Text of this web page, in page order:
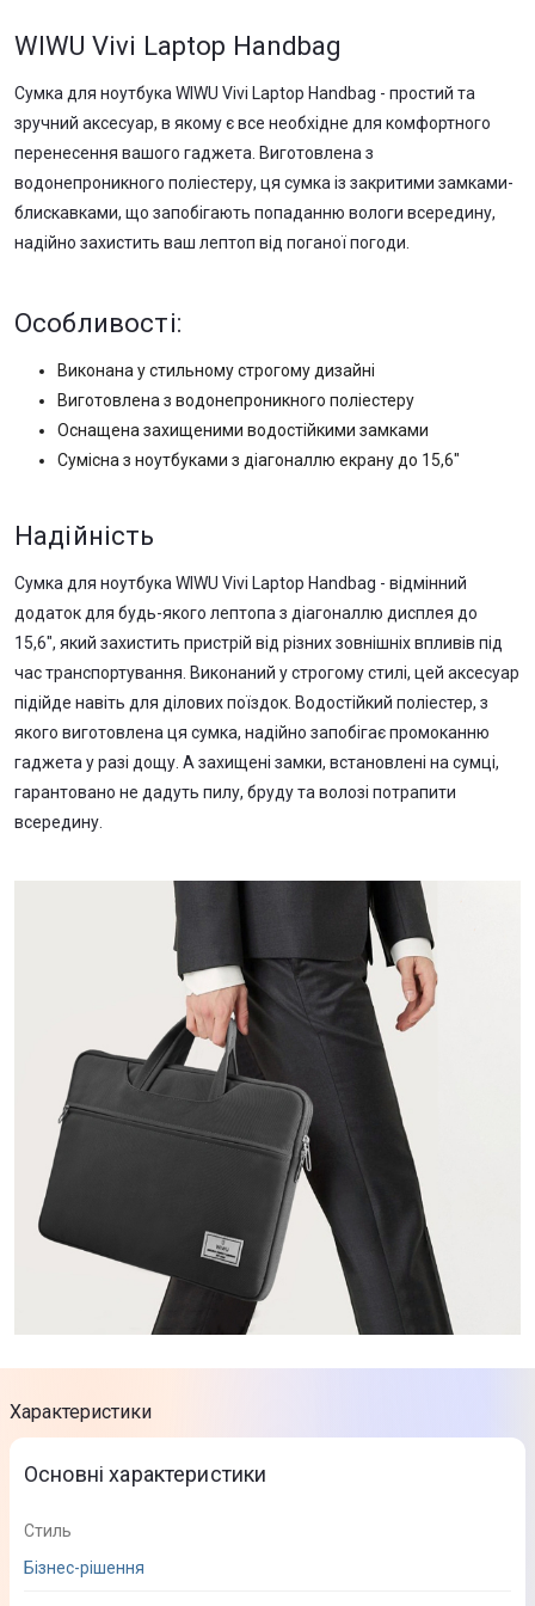
WIWU Vivi Laptop Handbag
Сумка для ноутбука WIWU Vivi Laptop Handbag - простий та
зручний аксесуар, в якому є все необхідне для комфортного
перенесення вашого гаджета. Виготовлена з
водонепроникного поліестеру, ця сумка із закритими замками-
блискавками, що запобігають попаданню вологи всередину,
надійно захистить ваш лептоп від поганої погоди.
Особливості:
Виконана у стильному строгому дизайні
Виготовлена з водонепроникного поліестеру
Оснащена захищеними водостійкими замками
Сумісна з ноутбуками з діагоналлю екрану до 15,6"
Надійність
Сумка для ноутбука WIWU Vivi Laptop Handbag - відмінний
додаток для будь-якого лептопа з діагоналлю дисплея до
15,6", який захистить пристрій від різних зовнішніх впливів під
час транспортування. Виконаний у строгому стилі, цей аксесуар
підійде навіть для ділових поїздок. Водостійкий поліестер, з
якого виготовлена ця сумка, надійно запобігає промоканню
гаджета у разі дощу. А захищені замки, встановлені на сумці,
гарантовано не дадуть пилу, бруду та волозі потрапити
всередину.
Характеристики
Основні характеристики
Стиль
Бізнес-рішення